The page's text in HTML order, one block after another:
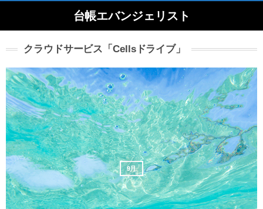
台帳エバンジェリスト
クラウドサービス「Cellsドライブ」
9月